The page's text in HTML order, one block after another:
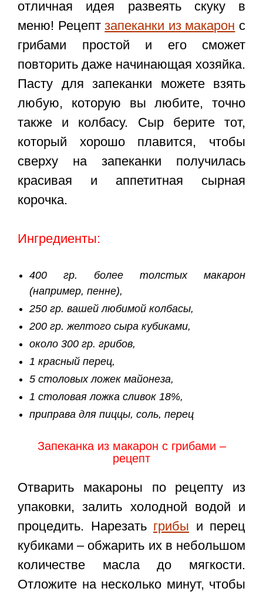
отличная идея развеять скуку в
меню! Рецептзапеканки из макарон с
грибами простой и его сможет
повторить даже начинающая хозяйка.
Пасту для запеканки можете взять
любую, которую вы любите, точно
также и колбасу. Сыр берите тот,
который хорошо плавится, чтобы
сверху на запеканки получилась
красивая и аппетитная сырная
корочка.
Ингредиенты:
400 гр. более толстых макарон
(например, пенне),
250 гр. вашей любимой колбасы,
200 гр. желтого сыра кубиками,
около 300 гр. грибов,
1 красный перец,
5 столовых ложек майонеза,
1 столовая ложка сливок 18%,
приправа для пиццы, соль, перец
Запеканка из макарон с грибами –
рецепт
Отварить макароны по рецепту из
упаковки, залить холодной водой и
процедить. Нарезать грибы и перец
кубиками – обжарить их в небольшом
количестве масла до мягкости.
Отложите на несколько минут, чтобы